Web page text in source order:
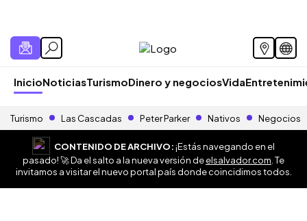
InicioNoticiasTurismoDinero y negociosVida
Turismo Las Cascadas Peter Parker Nativos Negocios
CONTENIDO DE ARCHIVO:¡Estás navegando en el
pasado! 🚀 Da el salto a la nueva versión deelsalvador.com . Te
invitamos a visitar el nuevo portal país donde coincidimos todos.